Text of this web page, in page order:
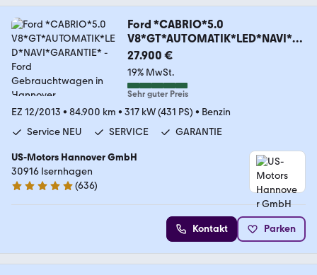
Ford *CABRIO*5.0
V8*GT*AUTOMATIK*LED*NAVI*G
ARANTIE*
27.900 €
19% MwSt.
Sehr guter Preis
EZ 12/2013 • 84.900 km • 317 kW (431 PS) • Benzin
Service NEU
SERVICE GARANTIE
US-Motors Hannover GmbH
30916 Isernhagen
4.8 Sterne
(636)
Kontakt Parken